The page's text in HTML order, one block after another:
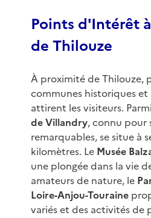
Points d'Intérêt
de Thilouze
À proximité de Thilouze,
communes historiques
attirent les visiteurs.
de Villandry, connu pour
remarquables, se situe à
kilomètres. Le Musée
une plongée dans la vie
amateurs de nature, le
Loire-Anjou-Touraine
variés et des activités de